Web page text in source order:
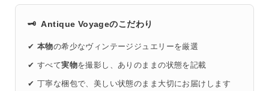
🗝️ Antique Voyageのこだわり
✔ 本物の希少なヴィンテージジュエリーを厳選
✔ すべて実物を撮影し、ありのままの状態を記載
✔ 丁寧な梱包で、美しい状態のまま大切にお届けします